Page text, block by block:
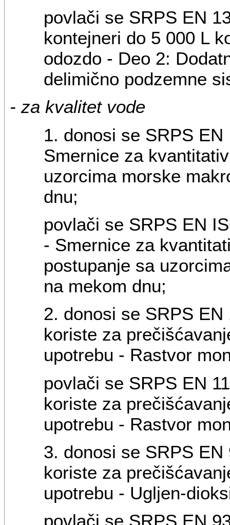
povlači se SRPS EN
kontejneri do 5 000 L
odozdo - Deo 2:
delimično podzemne
- za kvalitet vode
1. donosi se SRPS
Smernice za
uzorcima morske
dnu;
povlači se SRPS EN
- Smernice za
postupanje sa
na mekom dnu;
2. donosi se SRPS
koriste za
upotrebu - Rastvor
povlači se SRPS EN
koriste za
upotrebu - Rastvor
3. donosi se SRPS
koriste za
upotrebu - Ugljen-
povlači se SRPS EN